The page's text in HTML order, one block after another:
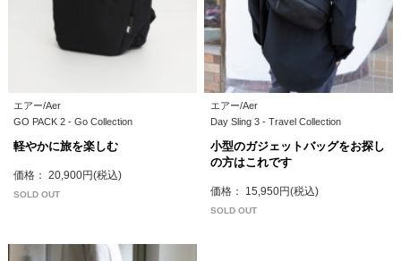
エアー/Aer
GO PACK 2 - Go Collection
軽やかに旅を楽しむ
価格： 20,900円(税込)
SOLD OUT
エアー/Aer
Day Sling 3 - Travel Collection
小型のガジェットバッグをお探し
の方はこれです
価格： 15,950円(税込)
SOLD OUT